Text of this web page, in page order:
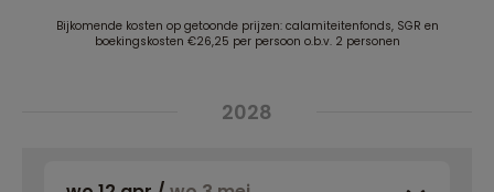
Bijkomende kosten op getoonde prijzen: calamiteitenfonds, SGR en
boekingskosten €26,25 per persoon o.b.v. 2 personen
2028